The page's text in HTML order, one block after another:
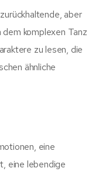
aber
komplexen Tanz
zu lesen, die
ähnliche
eine
eine lebendige